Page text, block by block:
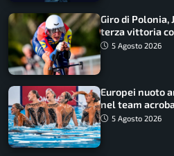
Giro di
terza vittoria
rafforzato
5 Agosto 2026
Europei nuoto
nel team
consecutivo
5 Agosto 2026